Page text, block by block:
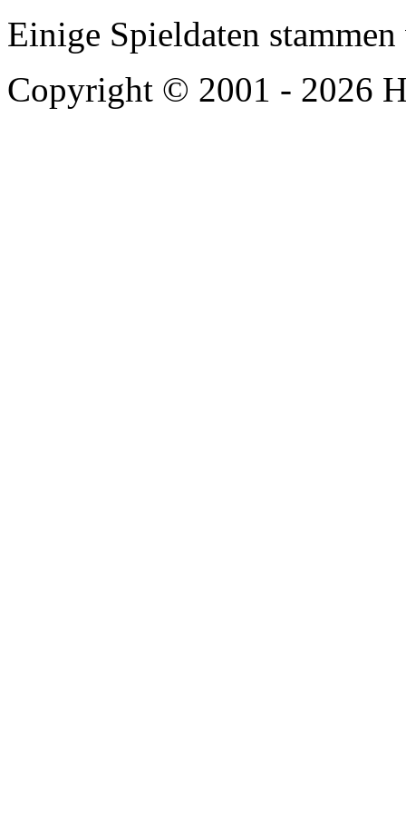
Einige Spieldaten
Copyright © 2001 - 2026